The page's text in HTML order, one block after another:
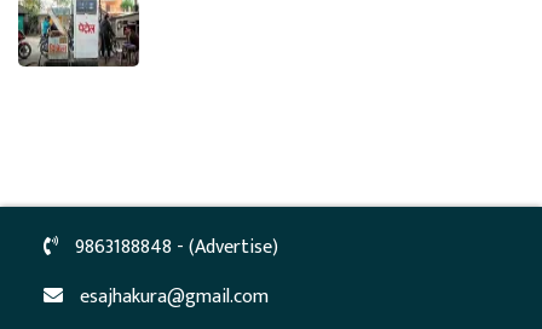
9863188848 - (Advertise)
esajhakura@gmail.com